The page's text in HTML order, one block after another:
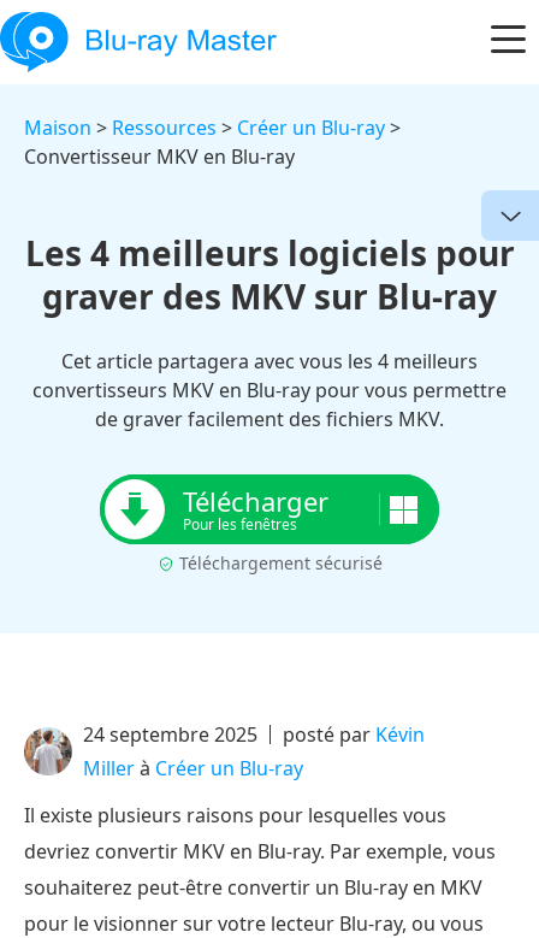
Maison > Ressources > Créer un Blu-ray>
Convertisseur MKV en Blu-ray
Les 4 meilleurs logiciels pour
graver des MKV sur Blu-ray
Cet article partagera avec vous les 4 meilleurs
convertisseurs MKV en Blu-ray pour vous permettre
de graver facilement des fichiers MKV.
Télécharger
Pour les fenêtres
Téléchargement sécurisé
24 septembre 2025 posté par Kévin
Millerà Créer un Blu-ray
Il existe plusieurs raisons pour lesquelles vous
devriez convertir MKV en Blu-ray. Par exemple, vous
souhaiterez peut-être convertir un Blu-ray en MKV
pour le visionner sur votre lecteur Blu-ray, ou vous